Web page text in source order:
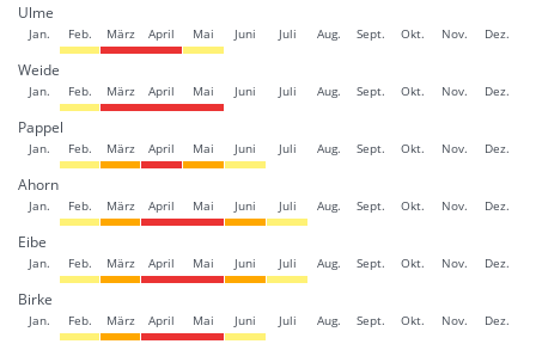
Ulme
Jan. Feb. März April Mai Juni Juli Aug. Sept. Okt. Nov. Dez.
Weide
Jan. Feb. März April Mai Juni Juli Aug. Sept. Okt. Nov. Dez.
Pappel
Jan. Feb. März April Mai Juni Juli Aug. Sept. Okt. Nov. Dez.
Ahorn
Jan. Feb. März April Mai Juni Juli Aug. Sept. Okt. Nov. Dez.
Eibe
Jan. Feb. März April Mai Juni Juli Aug. Sept. Okt. Nov. Dez.
Birke
Jan. Feb. März April Mai Juni Juli Aug. Sept. Okt. Nov. Dez.